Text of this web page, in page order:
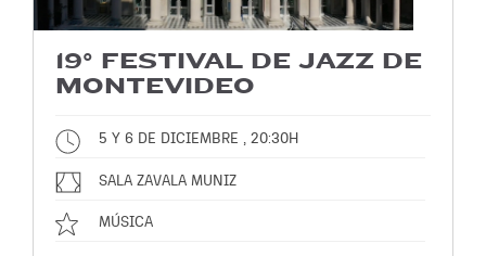
19° FESTIVAL DE JAZZ DE
MONTEVIDEO
5 Y 6 DE DICIEMBRE , 20:30H
SALA ZAVALA MUNIZ
MÚSICA